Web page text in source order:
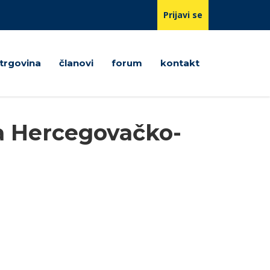
Prijavi se
trgovina članovi forum kontakt